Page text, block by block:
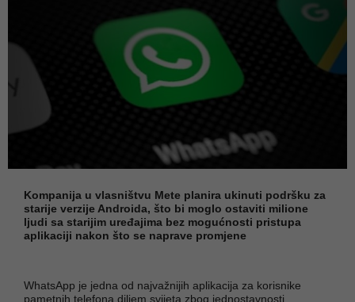
Kompanija u vlasništvu Mete planira ukinuti podršku za
starije verzije Androida, što bi moglo ostaviti milione
ljudi sa starijim uređajima bez mogućnosti pristupa
aplikaciji nakon što se naprave promjene
WhatsApp je jedna od najvažnijih aplikacija za korisnike
pametnih telefona diljem svijeta zbog jednostavnosti